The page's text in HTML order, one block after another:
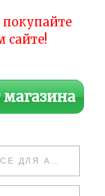
покупайте
сайте!
РАЗВОД ИЛИ НЕТ